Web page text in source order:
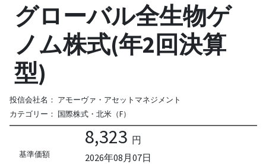
グローバル全生物ゲ
ノム株式(年2回決算
型)
投信会社名： アモーヴァ・アセットマネジメント
カテゴリー： 国際株式・北米（F）
基準価額
8,323 円
2026年08月07日